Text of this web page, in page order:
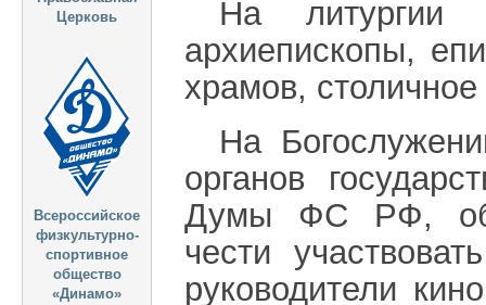
На литургии
архиепископы,
храмов,
На
органов
Думы ФС РФ,
чести
руководители
Церковь
Всероссийское
физкультурно-
спортивное
общество
«Динамо»